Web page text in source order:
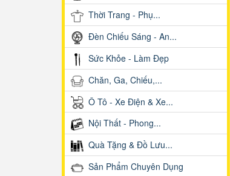
Thời Trang - Phụ...
Đèn Chiếu Sáng - An...
Sức Khỏe - Làm Đẹp
Chăn, Ga, Chiếu,...
Ô Tô - Xe Điện & Xe...
Nội Thất - Phong...
Quà Tặng & Đồ Lưu...
Sản Phẩm Chuyên Dụng